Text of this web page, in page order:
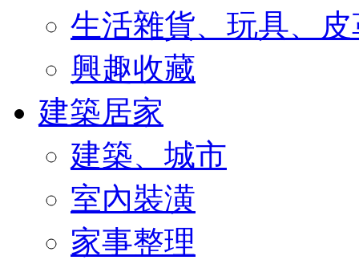
生活雜貨、玩具、皮
興趣收藏
建築居家
建築、城市
室內裝潢
家事整理